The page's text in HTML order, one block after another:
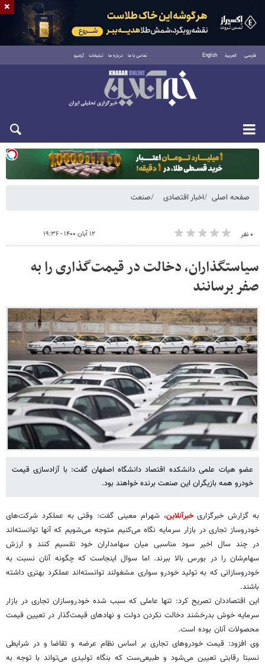
فارسی العربية English تماس با ما درباره ما تبلیغات آرشیو
سه‌شنبه ۲۰ مرداد ۱۴۰۵
صفحه اصلی اخبار اقتصادی صنعت
۰ نفر ۱۲ آبان ۱۴۰۰ - ۱۹:۳۶
سیاستگذاران، دخالت در قیمت‌گذاری را به
صفر برسانند
عضو هیات علمی دانشکده اقتصاد دانشگاه اصفهان گفت: با آزادسازی قیمت
خودرو همه بازیگران این صنعت برنده خواهند بود.
به گزارش خبرگزاریخبرآنلاین، شهرام معینی گفت: وقتی به عملکرد شرکت‌های
خودروساز تجاری در بازار سرمایه نگاه می‌کنیم متوجه می‌شویم که آنها توانسته‌اند
در چند سال اخیر سود مناسبی میان سهامداران خود تقسیم کنند و ارزش
سهام‌شان را در بورس بالا ببرند. اما سوال اینجاست که چگونه آنان نسبت به
خودروسازانی که به تولید خودرو سواری مشغولند توانسته‌اند عملکرد بهتری داشته
باشند.
این اقتصاددان تصریح کرد: تنها عاملی که سبب شده خودروسازان تجاری در بازار
سرمایه خوش بدرخشند دخالت نکردن دولت و نهادهای قیمت‌گذار در تعیین قیمت
محصولات آنان بوده است.
وی افزود: قیمت خودروهای تجاری بر اساس نظام عرضه و تقاضا و در شرایطی
نسبتا رقابتی تعیین می‌شود و طبیعی‌ست که بنگاه تولیدی می‌تواند با توجه به
×